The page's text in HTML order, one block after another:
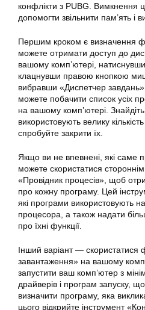
конфлікти з PUBG. Вимкнення
допомогти звільнити пам’ять і
Першим кроком є визначення
можете отримати доступ до
вашому комп’ютері,
клацнувши правою кнопкою
вибравши «Диспетчер
можете побачити список усіх
на вашому комп’ютері.
використовують велику
спробуйте закрити їх.
Якщо ви не впевнені, які саме
можете скористатися
«Провідник процесів», щоб
про кожну програму. Цей
які програми використовують
процесора, а також надати
про їхні функції.
Інший варіант — скористатися
завантаження» на вашому
запустити ваш комп’ютер з
драйверів і програм запуску,
визначити програму, яка
цього відкрийте інструмент